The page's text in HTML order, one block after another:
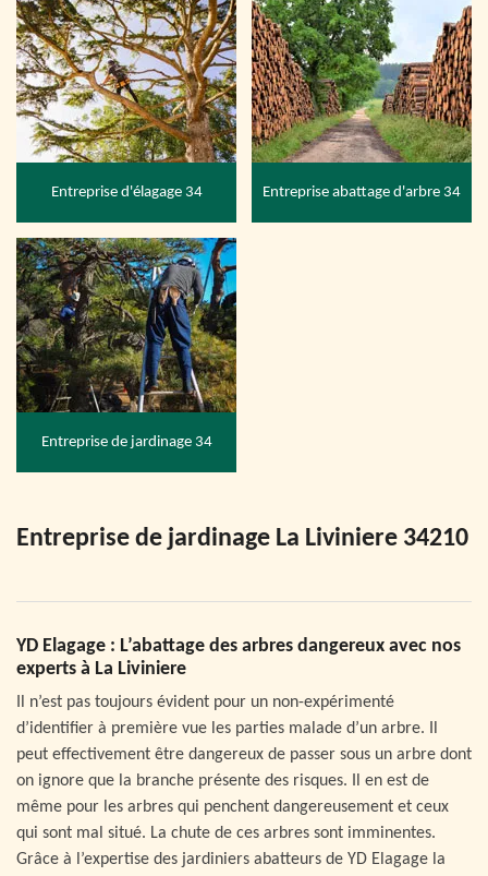
Entreprise d'élagage 34 Entreprise abattage d'arbre 34
Entreprise de jardinage 34
Entreprise de jardinage La Liviniere 34210
YD Elagage : L’abattage des arbres dangereux avec nos
experts à La Liviniere
Il n’est pas toujours évident pour un non-expérimenté
d’identifier à première vue les parties malade d’un arbre. Il
peut effectivement être dangereux de passer sous un arbre dont
on ignore que la branche présente des risques. Il en est de
même pour les arbres qui penchent dangereusement et ceux
qui sont mal situé. La chute de ces arbres sont imminentes.
Grâce à l’expertise des jardiniers abatteurs de YD Elagage la